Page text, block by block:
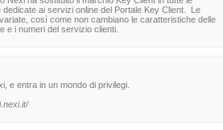
ai servizi online del Portale Key Client. Le
così come non cambiano le caratteristiche delle
e i numeri del servizio clienti.
e entra in un mondo di privilegi.